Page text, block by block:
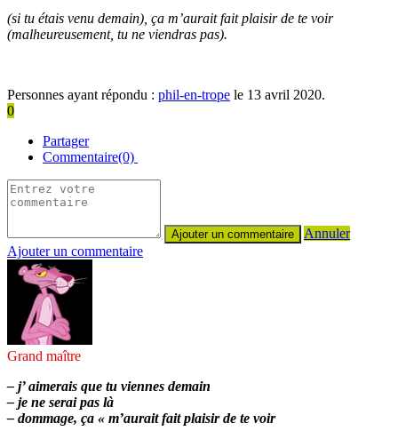
(si tu étais venu demain), ça m’aurait fait plaisir de te voir
(malheureusement, tu ne viendras pas).
Personnes ayant répondu : phil-en-trope le 13 avril 2020.
0
Partager
Commentaire(0)
Annuler
Ajouter un commentaire
Grand maître
– j’ aimerais que tu viennes demain
– je ne serai pas là
– dommage, ça « m’aurait fait plaisir de te voir